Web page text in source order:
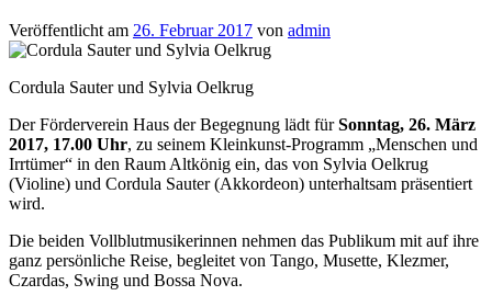
Veröffentlicht am 26. Februar 2017 von admin
Cordula Sauter und Sylvia Oelkrug
Der Förderverein Haus der Begegnung lädt fürSonntag, 26. März
2017, 17.00 Uhr, zu seinem Kleinkunst-Programm „Menschen und
Irrtümer“ in den Raum Altkönig ein, das von Sylvia Oelkrug
(Violine) und Cordula Sauter (Akkordeon) unterhaltsam präsentiert
wird.
Die beiden Vollblutmusikerinnen nehmen das Publikum mit auf ihre
ganz persönliche Reise, begleitet von Tango, Musette, Klezmer,
Czardas, Swing und Bossa Nova.